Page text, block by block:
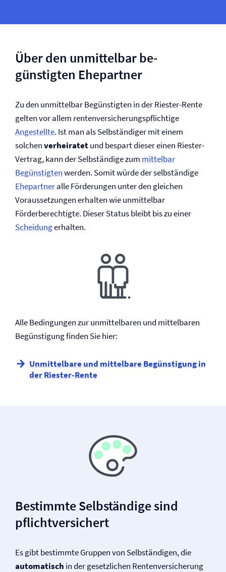
Über den unmittelbar be­
günstigten Ehepartner
Zu den unmittelbar Begünstigten in der Riester-Rente
gelten vor allem ren­ten­­versicherungs­pflichtige
Angestellte. Ist man als Selbständiger mit einem
solchenverheiratetund bespart dieser einen Riester-
Vertrag, kann der Selbständige zum mittelbar
Begünstigtenwerden. Somit würde der selbständige
Ehepartneralle Förderungen unter den gleichen
Voraussetzungen erhalten wie unmittelbar
Förderberechtigte. Dieser Status bleibt bis zu einer
Scheidungerhalten.
Alle Bedingungen zur unmittelbaren und mittelbaren
Begünstigung finden Sie hier:
Unmittelbare und mittelbare Begünstigung in
der Riester-Rente
Bestimmte Selbständige sind
pflichtversichert
Es gibt bestimmte Gruppen von Selbständigen, die
automatisch in der gesetzlichen Renten­­versicherung